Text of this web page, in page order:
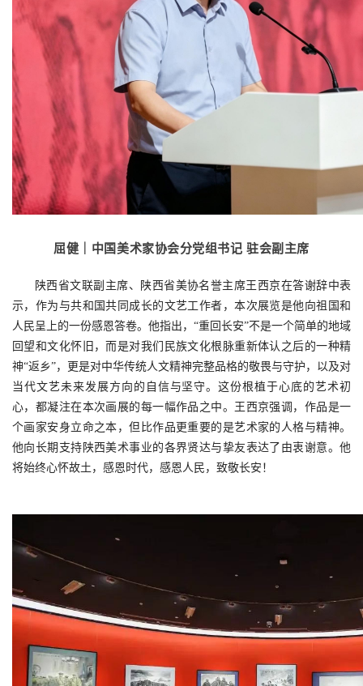
屈健｜中国美术家协会分党组书记 驻会副主席
陕西省文联副主席、陕西省美协名誉主席王西京在答谢辞中表
示，作为与共和国共同成长的文艺工作者，本次展览是他向祖国和
人民呈上的一份感恩答卷。他指出，“重回长安”不是一个简单的地域
回望和文化怀旧，而是对我们民族文化根脉重新体认之后的一种精
神“返乡”，更是对中华传统人文精神完整品格的敬畏与守护，以及对
当代文艺未来发展方向的自信与坚守。这份根植于心底的艺术初
心，都凝注在本次画展的每一幅作品之中。王西京强调，作品是一
个画家安身立命之本，但比作品更重要的是艺术家的人格与精神。
他向长期支持陕西美术事业的各界贤达与挚友表达了由衷谢意。他
将始终心怀故土，感恩时代，感恩人民，致敬长安！